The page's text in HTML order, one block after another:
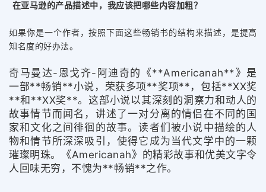
在亚马逊的产品描述中，我应该把哪些内容加粗？
如果你是一个作者，按照下面这些畅销书的结构来描述，是提高
知名度的好办法。
奇马曼达-恩戈齐-阿迪奇的《**Americanah**》是
一部**畅销**小说，荣获多项**奖项**，包括**XX奖
**和**XX奖**。这部小说以其深刻的洞察力和动人的
故事情节而闻名，讲述了一对分离的情侣在不同的国
家和文化之间徘徊的故事。读者们被小说中描绘的人
物和情节所深深吸引，使得它成为当代文学中的一颗
璀璨明珠。《Americanah》的精彩故事和优美文字令
人回味无穷，不愧为**畅销**之作。